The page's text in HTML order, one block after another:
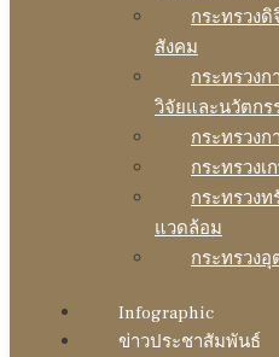
กระทรวง
สังคม
กระทรวง
วิจัยและนวัตกร
กระทรวงก
กระทรวง
กระทรวง
แวดล้อม
กระทรวง
Infographic
ข่าวประชาสัมพันธ์